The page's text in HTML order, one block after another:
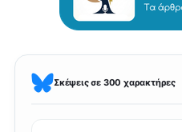
Σκέψεις σε 300 χαρακτήρες